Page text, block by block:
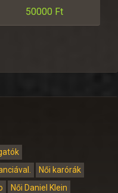
50000 Ft
Női karórák
Női Daniel Klein